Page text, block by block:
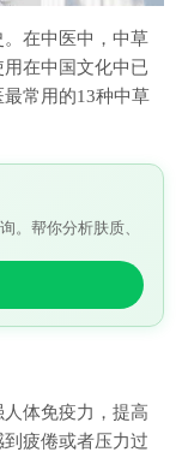
在中医中，中草
在中国文化中已
常用的13种中草
。帮你分析肤质、
体免疫力，提高
疲倦或者压力过